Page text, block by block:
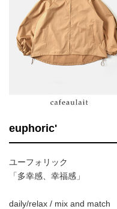
euphoric'
ユーフォリック
「多幸感、幸福感」
daily/relax / mix and match